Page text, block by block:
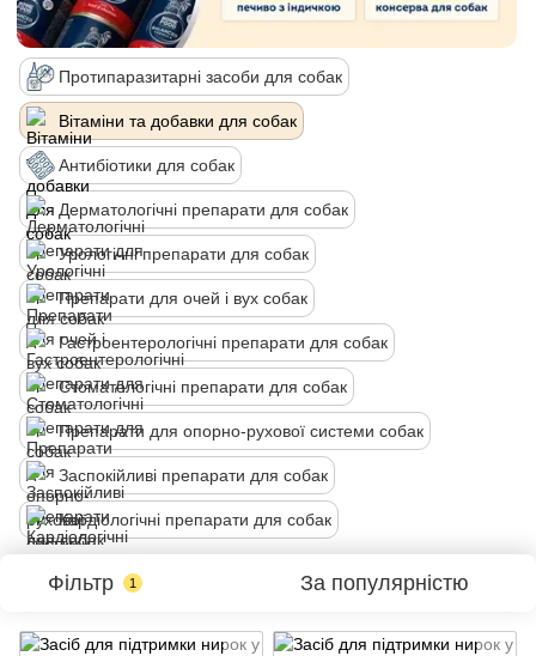
Протипаразитарні засоби для собак
Вітаміни та добавки для собак
Антибіотики для собак
Дерматологічні препарати для собак
Урологічні препарати для собак
Препарати для очей і вух собак
Гастроентерологічні препарати для собак
Стоматологічні препарати для собак
Препарати для опорно-рухової системи собак
Заспокійливі препарати для собак
Кардіологічні препарати для собак
Фільтр 1 За популярністю